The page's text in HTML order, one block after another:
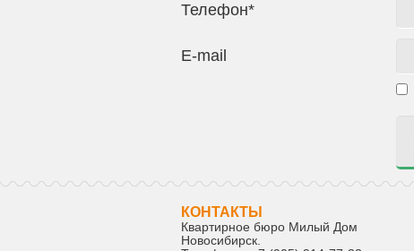
Телефон*
E-mail
КОНТАКТЫ
Квартирное бюро Милый Дом
Новосибирск.